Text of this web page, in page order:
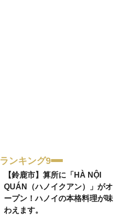
ランキング9
【鈴鹿市】算所に「HÀ NỘI
QUÁN（ハノイクアン）」がオ
ープン！ハノイの本格料理が味
わえます。